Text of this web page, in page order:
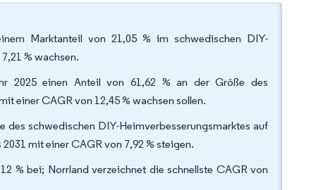
Marktanteil von 21,05 % im schwedischen DIY-
% wachsen.
2025 einen Anteil von 61,62 % an der Größe des
einer CAGR von 12,45 % wachsen sollen.
schwedischen DIY-Heimverbesserungsmarktes auf
mit einer CAGR von 7,92 % steigen.
% bei; Norrland verzeichnet die schnellste CAGR von